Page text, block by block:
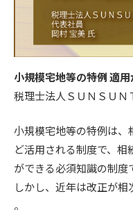
小規模宅地等の特例 適用
税理士法人ＳＵＮＳＵ
小規模宅地等の特例は、
ど活用される制度で、
ができる必須知識の制度
しかし、近年は改正が
。